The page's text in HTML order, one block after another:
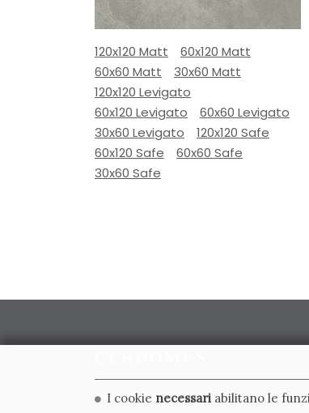
120x120 Matt
60x120 Matt
60x60 Matt
30x60 Matt
120x120 Levigato
60x120 Levigato
60x60 Levigato
30x60 Levigato
120x120 Safe
60x120 Safe
60x60 Safe
30x60 Safe
CERDOMUS S.R.L.
I cookie necessari abilitano le